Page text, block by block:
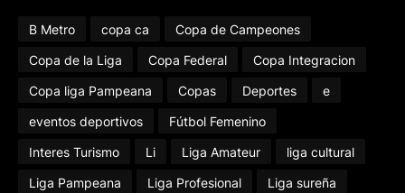
B Metro copa ca
Copa de Campeones
Copa de la Liga
Copa Federal
Copa Integracion
Copa liga Pampeana
Copas Deportes
e
eventos deportivos
Fútbol Femenino
Interes Turismo
Li Liga Amateur
liga cultural
Liga Pampeana
Liga Profesional
Liga sureña